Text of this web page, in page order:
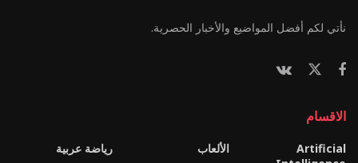
نأتي لكم أفضل المواضيع والأخبار الحصرية.
الاقسام
Artificial
الألعاب
رياضة عربية